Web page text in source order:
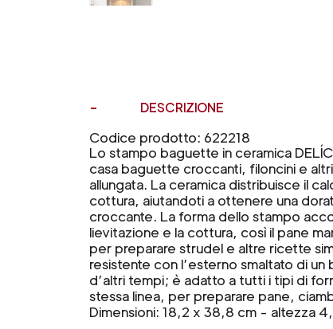
DESCRIZIONE
Codice prodotto: 622218
Lo stampo baguette in ceramica
casa baguette croccanti, filoncini e
allungata. La ceramica distribuisce il
cottura, aiutandoti a ottenere una
croccante. La forma dello stampo
lievitazione e la cottura, così il pane
per preparare strudel e altre ricette
resistente con l’esterno smaltato di
d’altri tempi; è adatto a tutti i tipi di
stessa linea, per preparare pane,
Dimensioni: 18,2 x 38,8 cm - altezza